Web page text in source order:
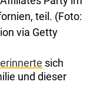
teil. (Foto:
via Getty
erinnerte sich
und dieser